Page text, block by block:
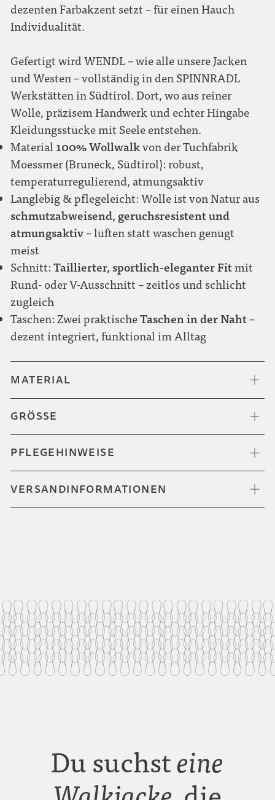
dezenten Farbakzent setzt – für einen Hauch
Individualität.
Gefertigt wird WENDL – wie alle unsere Jacken
und Westen – vollständig in den SPINNRADL
Werkstätten in Südtirol. Dort, wo aus reiner
Wolle, präzisem Handwerk und echter Hingabe
Kleidungsstücke mit Seele entstehen.
Material 100% Wollwalkvon der Tuchfabrik
Moessmer (Bruneck, Südtirol): robust,
temperaturregulierend, atmungsaktiv
Langlebig & pflegeleicht: Wolle ist von Natur aus
schmutzabweisend, geruchsresistent und
atmungsaktiv– lüften statt waschen genügt
meist
Schnitt:Taillierter, sportlich-eleganter Fit mit
Rund- oder V-Ausschnitt – zeitlos und schlicht
zugleich
Taschen: Zwei praktischeTaschen in der Naht–
dezent integriert, funktional im Alltag
MATERIAL
GRÖSSE
PFLEGEHINWEISE
VERSANDINFORMATIONEN
Du suchsteine